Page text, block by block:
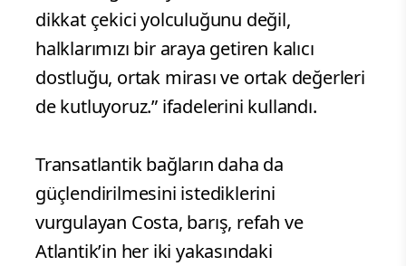
dikkat çekici yolculuğunu değil,
halklarımızı bir araya getiren kalıcı
dostluğu, ortak mirası ve ortak değerleri
de kutluyoruz.” ifadelerini kullandı.
Transatlantik bağların daha da
güçlendirilmesini istediklerini
vurgulayan Costa, barış, refah ve
Atlantik’in her iki yakasındaki